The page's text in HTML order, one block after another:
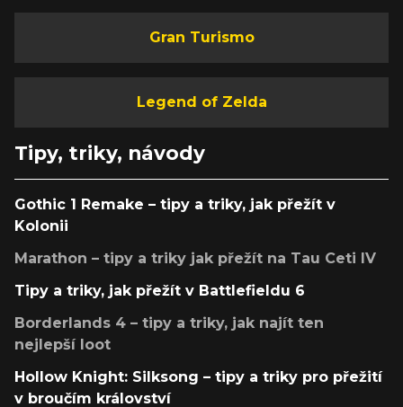
Gran Turismo
Legend of Zelda
Tipy, triky, návody
Gothic 1 Remake – tipy a triky, jak přežít v
Kolonii
Marathon – tipy a triky jak přežít na Tau Ceti IV
Tipy a triky, jak přežít v Battlefieldu 6
Borderlands 4 – tipy a triky, jak najít ten
nejlepší loot
Hollow Knight: Silksong – tipy a triky pro přežití
v broučím království